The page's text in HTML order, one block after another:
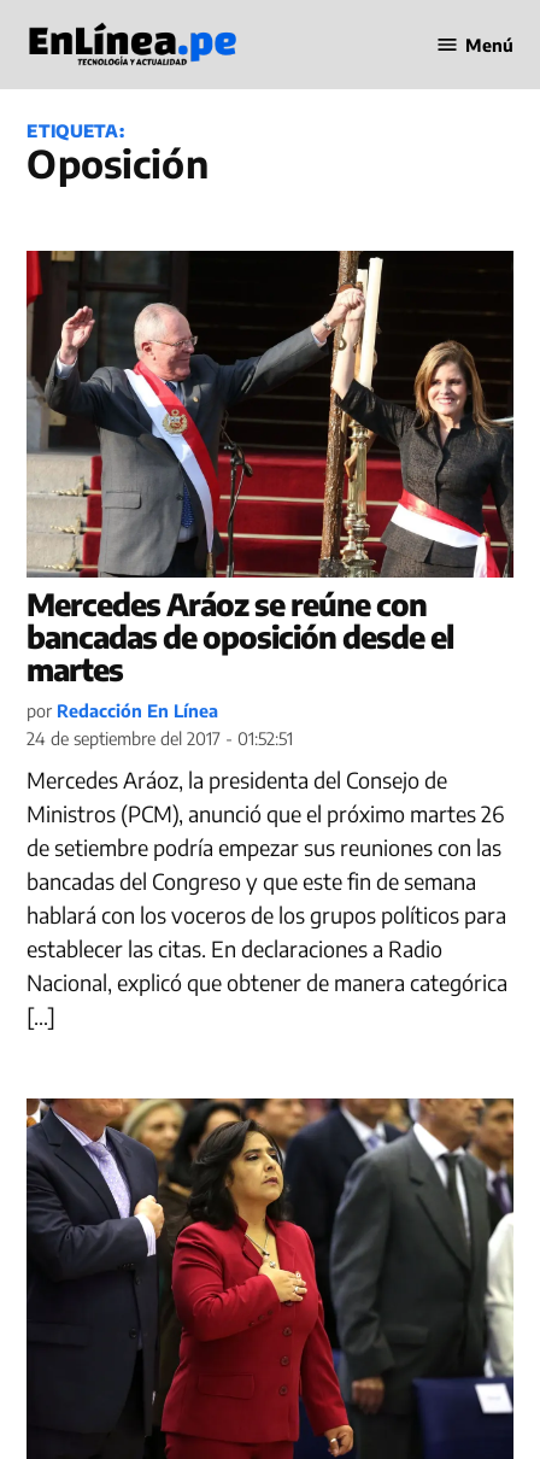
contenido
en Línea
Menú
ETIQUETA:
Oposición
Mercedes Aráoz se reúne con
bancadas de oposición desde el
martes
por Redacción En Línea
24 de septiembre del 2017 - 01:52:51
Mercedes Aráoz, la presidenta del Consejo de
Ministros (PCM), anunció que el próximo martes 26
de setiembre podría empezar sus reuniones con las
bancadas del Congreso y que este fin de semana
hablará con los voceros de los grupos políticos para
establecer las citas. En declaraciones a Radio
Nacional, explicó que obtener de manera categórica
[…]